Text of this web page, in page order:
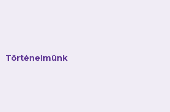
Történelmünk
téli
a szombatinál is
– az MTK és a
góljával szereztünk
a 9. helyért játszunk, ám a